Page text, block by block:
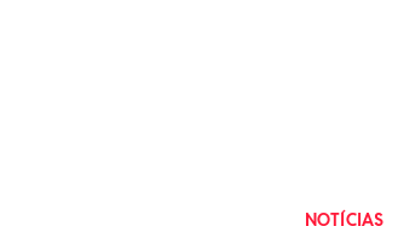
NOTÍCIAS